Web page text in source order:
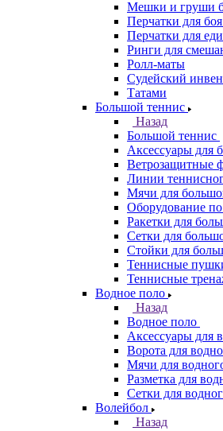
Мешки и груши
Перчатки для
Перчатки для
Ринги для
Ролл-маты
Судейский
Татами
Большой теннис
Назад
Большой теннис
Аксессуары для
Ветрозащитные
Линии
Мячи для
Оборудование
Ракетки для
Сетки для
Стойки для
Теннисные
Теннисные
Водное поло
Назад
Водное поло
Аксессуары для
Ворота для
Мячи для
Разметка для
Сетки для
Волейбол
Назад